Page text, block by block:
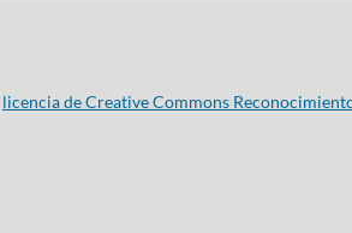
licencia de Creative Commons